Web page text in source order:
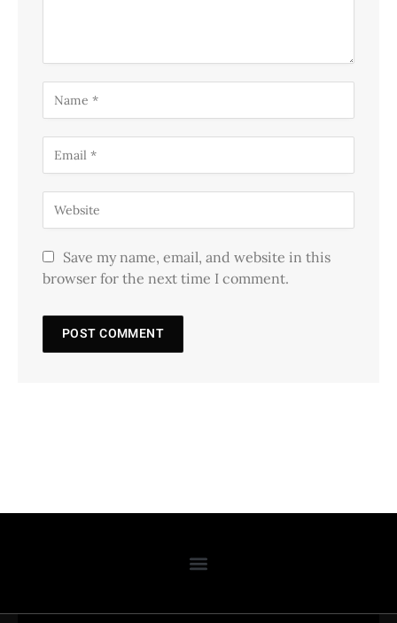
Save my name, email, and website in this
browser for the next time I comment.